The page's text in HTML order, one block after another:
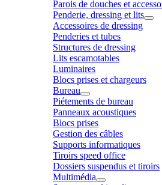
Parois de douches et
Penderie, dressing et lits
Accessoires de dressing
Penderies et tubes
Structures de dressing
Lits escamotables
Luminaires
Blocs prises et chargeurs
Bureau
Piétements de bureau
Panneaux acoustiques
Blocs prises
Gestion des câbles
Supports informatiques
Tiroirs speed office
Dossiers suspendus et tiroirs
Multimédia